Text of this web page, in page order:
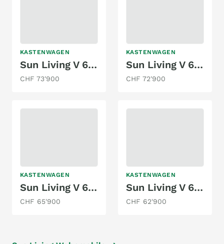
KASTENWAGEN
Sun Living V 60SP TP Tent Top
CHF 73'900
KASTENWAGEN
Sun Living V 65 GX
CHF 72'900
KASTENWAGEN
Sun Living V 60 SP TP Tent Top
CHF 65'900
KASTENWAGEN
Sun Living V 65 GX
CHF 62'900